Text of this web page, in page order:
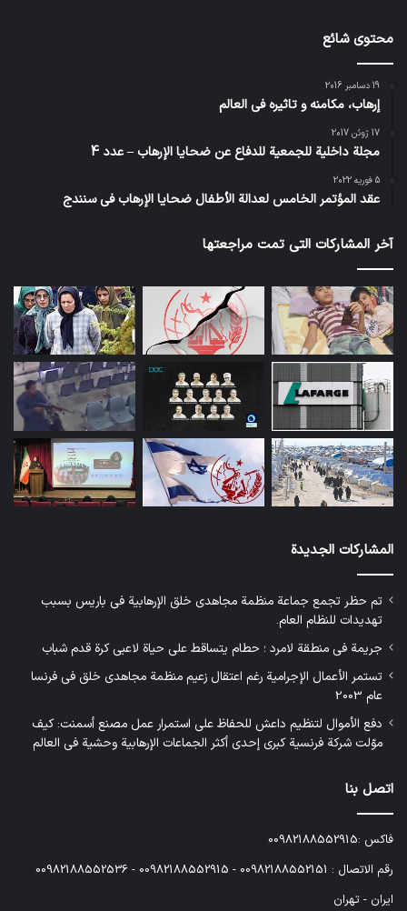
محتوى شائع
19 دسامبر 2016
إرهاب، مكامنه و تاثيره في العالم
17 ژوئن 2017
مجلة داخلية للجمعية للدفاع عن ضحايا الإرهاب – عدد 4
5 فوریه 2022
عقد المؤتمر الخامس لعدالة الأطفال ضحايا الإرهاب في سنندج
آخر المشاركات التي تمت مراجعتها
المشاركات الجديدة
تم حظر تجمع جماعة منظمة مجاهدي خلق الإرهابية في باريس بسبب
تهديدات للنظام العام.
جريمة في منطقة لامرد ؛ حطام يتساقط على حياة لاعبي كرة قدم شباب
تستمر الأعمال الإجرامية رغم اعتقال زعيم منظمة مجاهدي خلق في فرنسا
عام 2003
دفع الأموال لتنظيم داعش للحفاظ على استمرار عمل مصنع أسمنت: كيف
موّلت شركة فرنسية كبرى إحدى أكثر الجماعات الإرهابية وحشية في العالم
اتصل بنا
فاكس :00982188552915
رقم الاتصال : 00982188552151 - 00982188552915 - 00982188552536
ایران - تهران